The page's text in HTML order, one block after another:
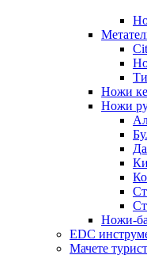
Ножи
Ножи
Ножи-
EDC
Мачете